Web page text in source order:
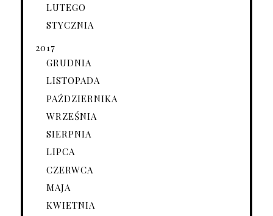
LUTEGO
STYCZNIA
2017
GRUDNIA
LISTOPADA
PAŹDZIERNIKA
WRZEŚNIA
SIERPNIA
LIPCA
CZERWCA
MAJA
KWIETNIA